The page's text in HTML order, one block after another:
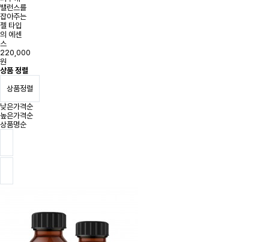
밸런스를
잡아주는
젤 타입
의 에센
스
220,000
원
상품 정렬
상품정렬
낮은가격순
높은가격순
상품명순